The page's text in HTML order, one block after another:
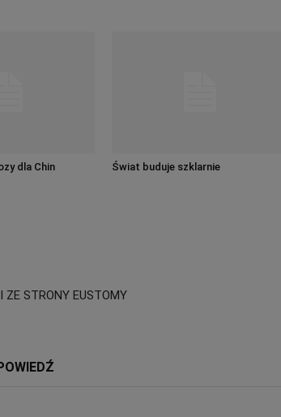
dla Chin Świat buduje szklarnie
ZE STRONY EUSTOMY